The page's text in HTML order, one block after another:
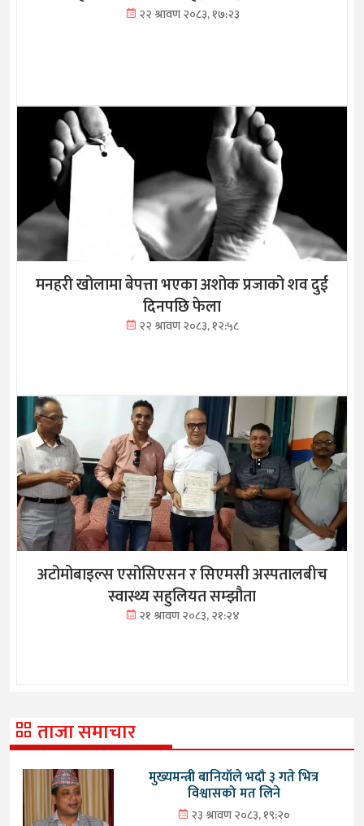
२२ श्रावण २०८३, १७:२३
मनहरी खोलामा बेपत्ता भएका अशोक प्रजाको शव दुई
दिनपछि फेला
२२ श्रावण २०८३, १२:५८
अटोमोबाइल्स एसोसिएसन र सिएमसी अस्पतालबीच
स्वास्थ्य सहुलियत सम्झौता
२१ श्रावण २०८३, २१:२४
ताजा समाचार
मुख्यमन्त्री बानियाँले भदौ ३ गते भित्र
विश्वासको मत लिने
२३ श्रावण २०८३, १९:२०